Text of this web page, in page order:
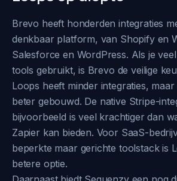
Brevo heeft honderden integraties
denkbaar platform, van Shopify en
Salesforce en WordPress. Als je
tools gebruikt, is Brevo de veilige
Loops heeft minder integraties, maar
beter gebouwd. De native Stripe-
bijvoorbeeld is veel krachtiger dan
Zapier kan bieden. Voor SaaS-
beperkte maar gerichte toolstack is
betere optie.